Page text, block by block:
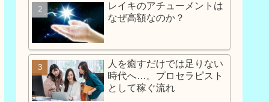
レイキのアチューメントは
なぜ高額なのか？
人を癒すだけでは足りない
時代へ…。プロセラピスト
として稼ぐ流れ